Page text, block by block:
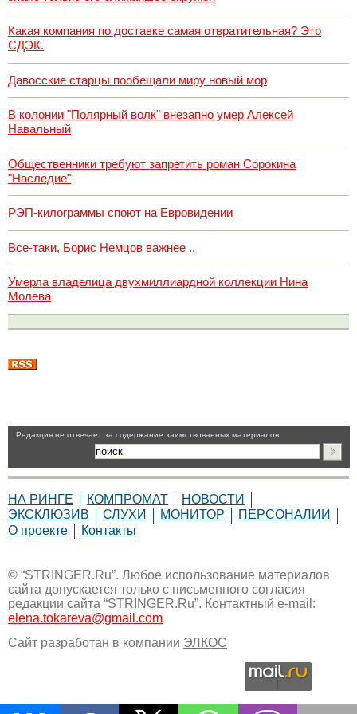
Какая компания по доставке самая отвратительная? Это
СДЭК.
Давосские старцы пообещали миру новый мор
В колонии "Полярный волк" внезапно умер Алексей
Навальный
Общественники требуют запретить роман Сорокина
"Наследие"
РЭП-килограммы споют на Евровидении
Все-таки, Борис Немцов важнее ..
Умерла владелица двухмиллиардной коллекции Нина
Молева
Pедакция не отвечает за содержание заимствованных материалов
НА РИНГЕ КОМПРОМАТ
НОВОСТИ
ЭКСКЛЮЗИВ
СЛУХИ МОНИТОР
ПЕРСОНАЛИИ
О проекте
Контакты
© “STRINGER.Ru”. Любое использование материалов
сайта допускается только с письменного согласия
редакции сайта “STRINGER.Ru”. Контактный e-mail:
elena.tokareva@gmail.com
Сайт разработан в компании ЭЛКОС